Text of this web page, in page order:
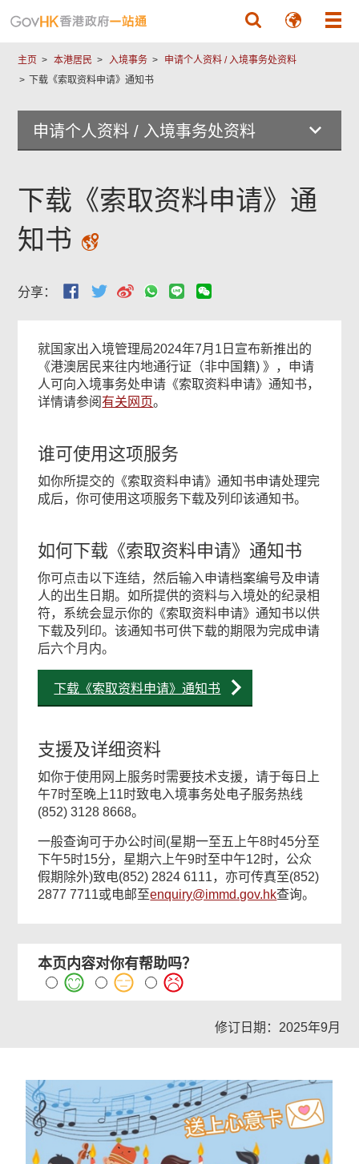
主页 本港居民 入境事务
申请个人资料 / 入境事务处资料
下载《索取资料申请》通知书
申请个人资料 / 入境事务处资料
下载《索取资料申请》通
知书
分享：
就国家出入境管理局2024年7月1日宣布新推出的
《港澳居民来往内地通行证（非中国籍) 》，申请
人可向入境事务处申请《索取资料申请》通知书，
详情请参阅有关网页。
谁可使用这项服务
如你所提交的《索取资料申请》通知书申请处理完
成后，你可使用这项服务下载及列印该通知书。
如何下载《索取资料申请》通知书
你可点击以下连结，然后输入申请档案编号及申请
人的出生日期。如所提供的资料与入境处的纪录相
符，系统会显示你的《索取资料申请》通知书以供
下载及列印。该通知书可供下载的期限为完成申请
后六个月内。
下载《索取资料申请》通知书
支援及详细资料
如你于使用网上服务时需要技术支援，请于每日上
午7时至晚上11时致电入境事务处电子服务热线
(852) 3128 8668。
一般查询可于办公时间(星期一至五上午8时45分至
下午5时15分，星期六上午9时至中午12时，公众
假期除外)致电(852) 2824 6111，亦可传真至(852)
2877 7711或电邮至enquiry@immd.gov.hk查询。
本页内容对你有帮助吗？
修订日期：2025年9月